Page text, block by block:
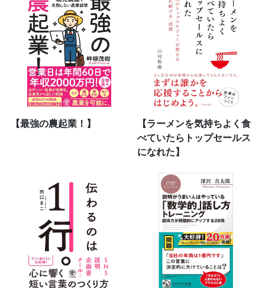
【最強の農起業！】
【ラーメンを気持ちよく食
べていたらトップセールス
になれた】